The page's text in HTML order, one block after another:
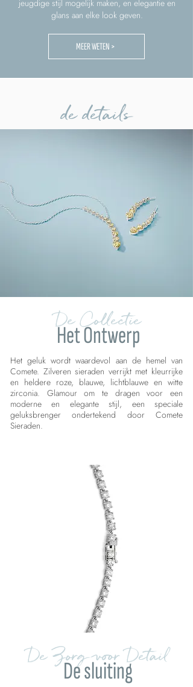
jeugdige stijl mogelijk maken, en elegantie en
glans aan elke look geven.
MEER WETEN >
de details
De Collectie
Het Ontwerp
Het geluk wordt waardevol aan de hemel van
Comete. Zilveren sieraden verrijkt met kleurrijke
en heldere roze, blauwe, lichtblauwe en witte
zirconia. Glamour om te dragen voor een
moderne en elegante stijl, een speciale
geluksbrenger ondertekend door Comete
Sieraden.
De Zorg voor Detail
De sluiting